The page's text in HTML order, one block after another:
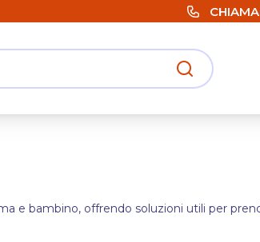
Apri ricerca
e bambino, offrendo soluzioni utili per